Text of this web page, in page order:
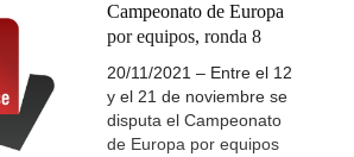
Campeonato de Europa
por equipos, ronda 8
20/11/2021 – Entre el 12
y el 21 de noviembre se
disputa el Campeonato
de Europa por equipos